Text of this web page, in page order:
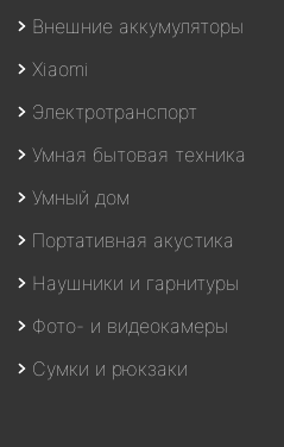
Внешние аккумуляторы
Xiaomi
Электротранспорт
Умная бытовая техника
Умный дом
Портативная акустика
Наушники и гарнитуры
Фото- и видеокамеры
Сумки и рюкзаки